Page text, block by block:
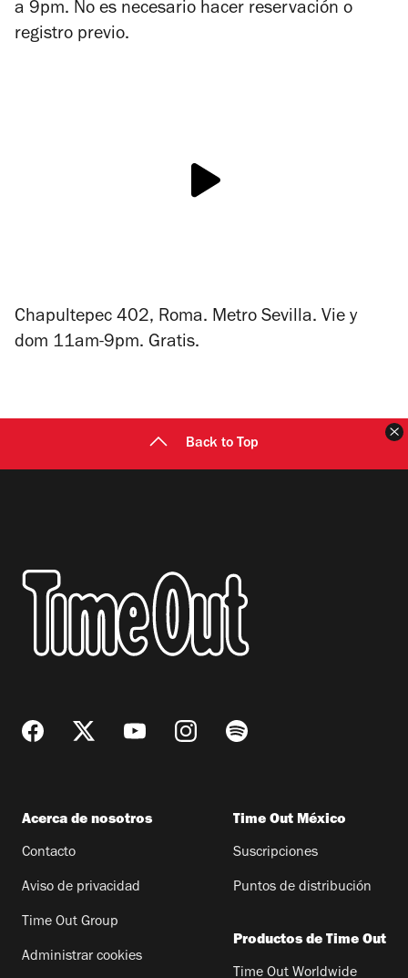
a 9pm. No es necesario hacer reservación o
registro previo.
Chapultepec 402, Roma. Metro Sevilla. Vie y
dom 11am-9pm. Gratis.
Back to Top
Acerca de nosotros
Contacto
Aviso de privacidad
Time Out Group
Administrar cookies
Time Out México
Suscripciones
Puntos de distribución
Productos de Time Out
Time Out Worldwide